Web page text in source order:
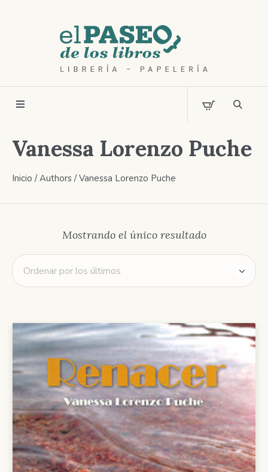
Vanessa Lorenzo Puche
Inicio / Authors / Vanessa Lorenzo Puche
Mostrando el único resultado